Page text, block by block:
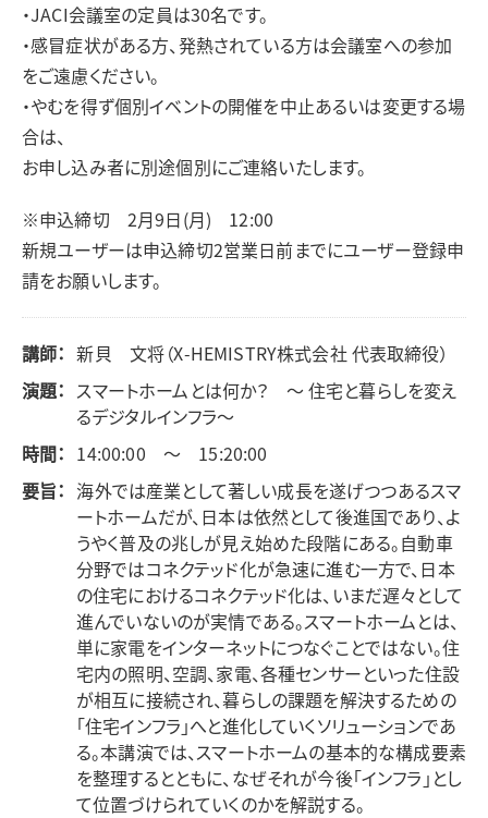
・JACI会議室の定員は30名です。
・感冒症状がある方、発熱されている方は会議室への参加
をご遠慮ください。
・やむを得ず個別イベントの開催を中止あるいは変更する場
合は、
お申し込み者に別途個別にご連絡いたします。
※申込締切 2月9日(月) 12:00
新規ユーザーは申込締切2営業日前までにユーザー登録申
請をお願いします。
講師： 新貝 文将（X-HEMISTRY株式会社 代表取締役）
演題： スマートホームとは何か？ ～ 住宅と暮らしを変え
るデジタルインフラ～
時間： 14:00:00 ～ 15:20:00
要旨： 海外では産業として著しい成長を遂げつつあるスマ
ートホームだが、日本は依然として後進国であり、よ
うやく普及の兆しが見え始めた段階にある。自動車
分野ではコネクテッド化が急速に進む一方で、日本
の住宅におけるコネクテッド化は、いまだ遅々として
進んでいないのが実情である。スマートホームとは、
単に家電をインターネットにつなぐことではない。住
宅内の照明、空調、家電、各種センサーといった住設
が相互に接続され、暮らしの課題を解決するための
「住宅インフラ」へと進化していくソリューションであ
る。本講演では、スマートホームの基本的な構成要素
を整理するとともに、なぜそれが今後「インフラ」とし
て位置づけられていくのかを解説する。